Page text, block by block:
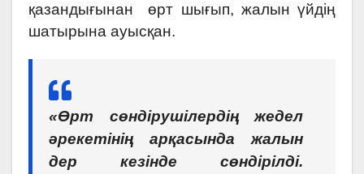
қазандығынан өрт шығып, жалын үйдің
шатырына ауысқан.
«Өрт сөндірушілердің жедел
әрекетінің арқасында жалын
дер кезінде сөндірілді.